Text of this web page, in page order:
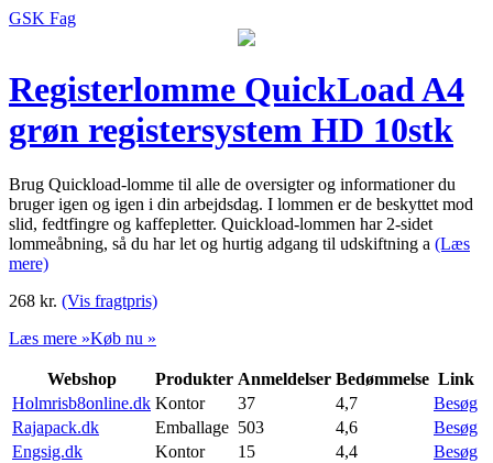
GSK Fag
Registerlomme QuickLoad A4
grøn registersystem HD 10stk
Brug Quickload-lomme til alle de oversigter og informationer du
bruger igen og igen i din arbejdsdag. I lommen er de beskyttet mod
slid, fedtfingre og kaffepletter. Quickload-lommen har 2-sidet
lommeåbning, så du har let og hurtig adgang til udskiftning a (Læs
mere)
268 kr. (Vis fragtpris)
Læs mere »Køb nu »
Webshop Produkter Anmeldelser Bedømmelse Link
Holmrisb8online.dk Kontor 37 4,7
Besøg
Rajapack.dk
Emballage 503 4,6
Besøg
Engsig.dk
Kontor 15 4,4
Besøg